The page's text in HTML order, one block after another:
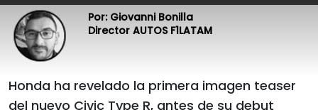
Por: Giovanni Bonilla
Director AUTOS F1LATAM
Honda ha revelado la primera imagen teaser
del nuevo Civic Type R, antes de su debut